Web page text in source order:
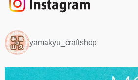
yamakyu_craftshop